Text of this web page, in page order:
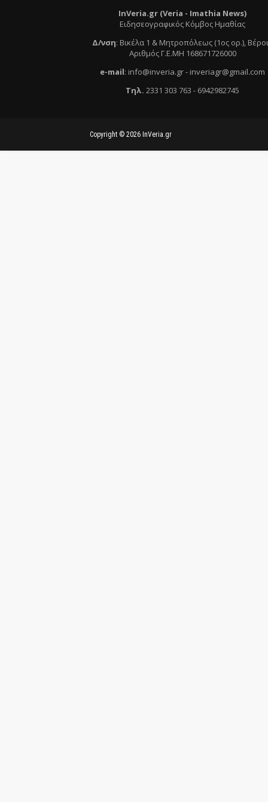
InVeria.gr (Veria - Ιmathia News)
Ειδησεογραφικός Κόμβος Ημαθίας
Δ/νση: Βικέλα 1 & Μητροπόλεως (1ος ορ.),
Αριθμός Γ.Ε.ΜΗ 168671726000
e-mail: info@inveria.gr- inveriagr@gmail.com
Τηλ. 2331 303 763 - 6942982745
Copyright © 2026 InVeria.gr